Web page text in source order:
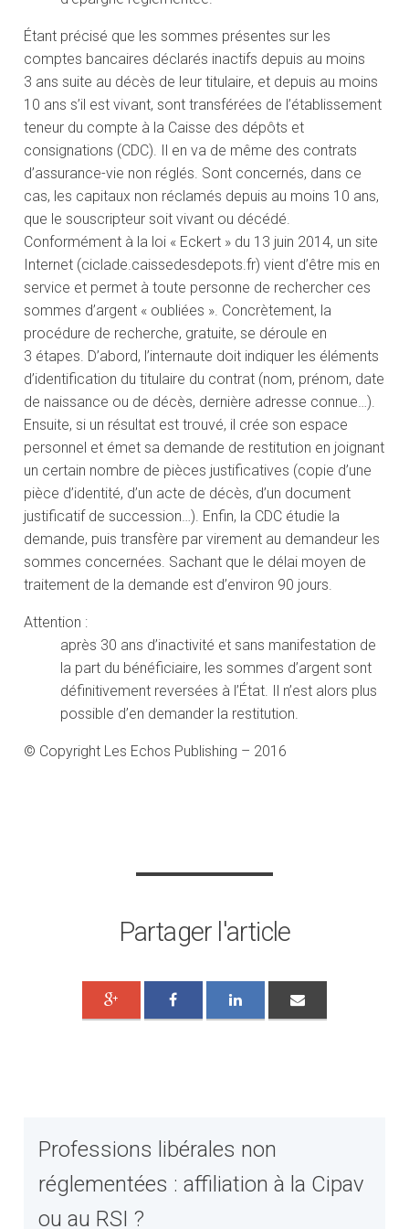
Étant précisé que les sommes présentes sur les
comptes bancaires déclarés inactifs depuis au moins
3 ans suite au décès de leur titulaire, et depuis au moins
10 ans s’il est vivant, sont transférées de l’établissement
teneur du compte à la Caisse des dépôts et
consignations (CDC). Il en va de même des contrats
d’assurance-vie non réglés. Sont concernés, dans ce
cas, les capitaux non réclamés depuis au moins 10 ans,
que le souscripteur soit vivant ou décédé.
Conformément à la loi « Eckert » du 13 juin 2014, un site
Internet (ciclade.caissedesdepots.fr) vient d’être mis en
service et permet à toute personne de rechercher ces
sommes d’argent « oubliées ». Concrètement, la
procédure de recherche, gratuite, se déroule en
3 étapes. D’abord, l’internaute doit indiquer les éléments
d’identification du titulaire du contrat (nom, prénom, date
de naissance ou de décès, dernière adresse connue…).
Ensuite, si un résultat est trouvé, il crée son espace
personnel et émet sa demande de restitution en joignant
un certain nombre de pièces justificatives (copie d’une
pièce d’identité, d’un acte de décès, d’un document
justificatif de succession…). Enfin, la CDC étudie la
demande, puis transfère par virement au demandeur les
sommes concernées. Sachant que le délai moyen de
traitement de la demande est d’environ 90 jours.
Attention :
après 30 ans d’inactivité et sans manifestation de
la part du bénéficiaire, les sommes d’argent sont
définitivement reversées à l’État. Il n’est alors plus
possible d’en demander la restitution.
© Copyright Les Echos Publishing – 2016
Partager l'article
Professions libérales non
réglementées : affiliation à la Cipav
ou au RSI ?